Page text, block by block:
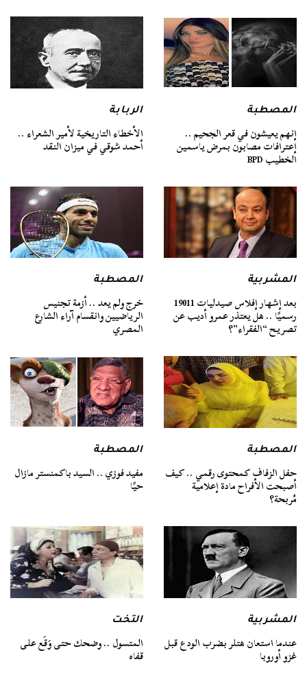
المصطبة
إنهم يعيشون في قعر الجحيم ..
إعترافات مصابون بمرض ياسمين
الخطيب BPD
الربابة
الأخطاء التاريخية لأمير الشعراء ..
أحمد شوقي في ميزان النقد
المشربية
بعد إشهار إفلاس صيدليات 19011
رسميًا .. هل يعتذر عمرو أديب عن
تصريح “الفقراء”؟
المصطبة
خرج ولم يعد .. أزمة تجنيس
الرياضيين وانقسام آراء الشارع
المصري
المصطبة
حفل الزفاف كمحتوى رقمي .. كيف
أصبحت الأفراح مادة إعلامية
مُربحة؟
المصطبة
مفيد فوزي .. السيد باكمنستر مازال
حيًا
المشربية
عندما استعان هتلر بضرب الودع قبل
غزو أوروبا
التخت
المتسول .. وضحك حتى وَقَع على
قفاه